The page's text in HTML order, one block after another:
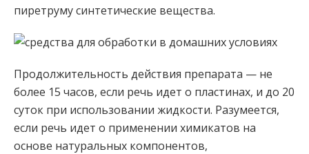
пиретруму синтетические вещества.
Продолжительность действия препарата — не
более 15 часов, если речь идет о пластинах, и до 20
суток при использовании жидкости. Разумеется,
если речь идет о применении химикатов на
основе натуральных компонентов,